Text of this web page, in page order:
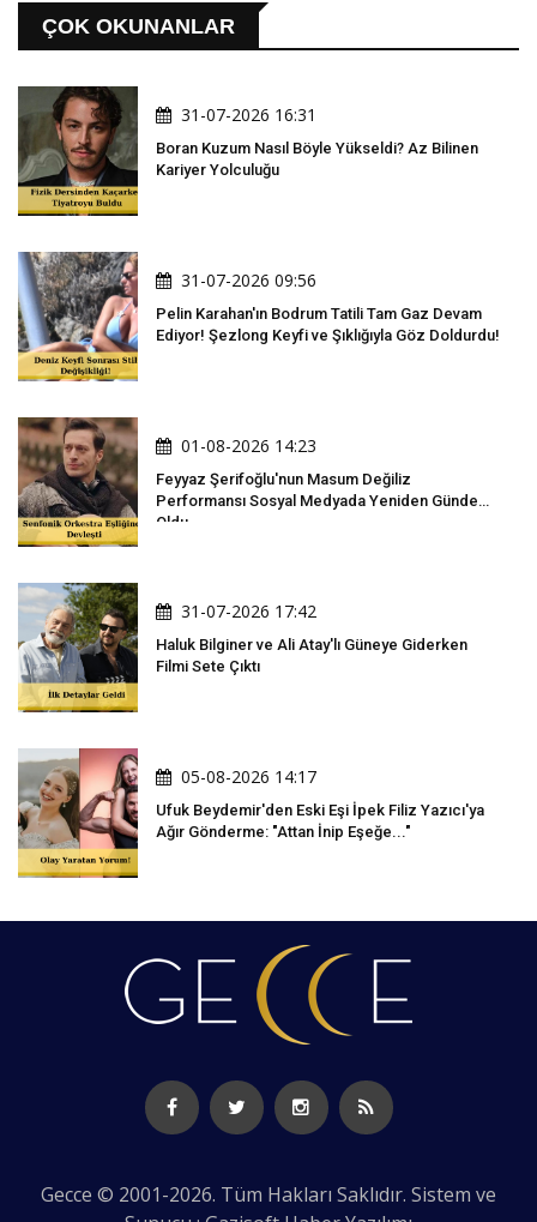
ÇOK OKUNANLAR
31-07-2026 16:31
Boran Kuzum Nasıl Böyle Yükseldi? Az Bilinen
Kariyer Yolculuğu
31-07-2026 09:56
Pelin Karahan'ın Bodrum Tatili Tam Gaz Devam
Ediyor! Şezlong Keyfi ve Şıklığıyla Göz Doldurdu!
01-08-2026 14:23
Feyyaz Şerifoğlu'nun Masum Değiliz
Performansı Sosyal Medyada Yeniden Gündem
Oldu
31-07-2026 17:42
Haluk Bilginer ve Ali Atay'lı Güneye Giderken
Filmi Sete Çıktı
05-08-2026 14:17
Ufuk Beydemir'den Eski Eşi İpek Filiz Yazıcı'ya
Ağır Gönderme: "Attan İnip Eşeğe..."
Gecce © 2001-2026. Tüm Hakları Saklıdır. Sistem ve